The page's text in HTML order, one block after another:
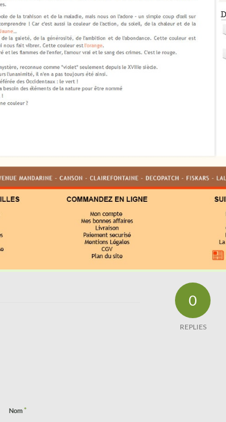
0
REPLIES
Nom *